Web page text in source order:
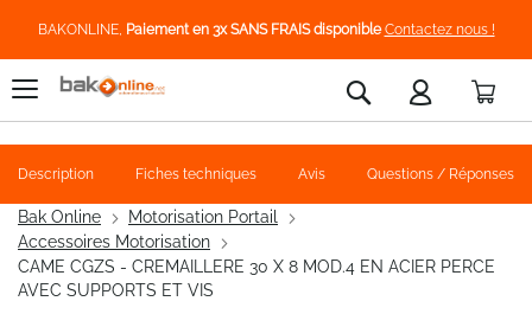
BAKONLINE, Paiement en 3x SANS FRAIS disponible Contactez nous !
Rechercher
Bak Online
Motorisation Portail
Accessoires Motorisation
CAME CGZS - CREMAILLERE 30 X 8 MOD.4 EN ACIER PERCE
AVEC SUPPORTS ET VIS
Description Fiches techniques Avis Questions / Réponses